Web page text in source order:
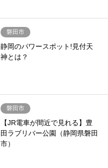
磐田市
静岡のパワースポット!見付天
神とは？
磐田市
【JR電車が間近で見れる】豊
田ラブリバー公園（静岡県磐田
市）